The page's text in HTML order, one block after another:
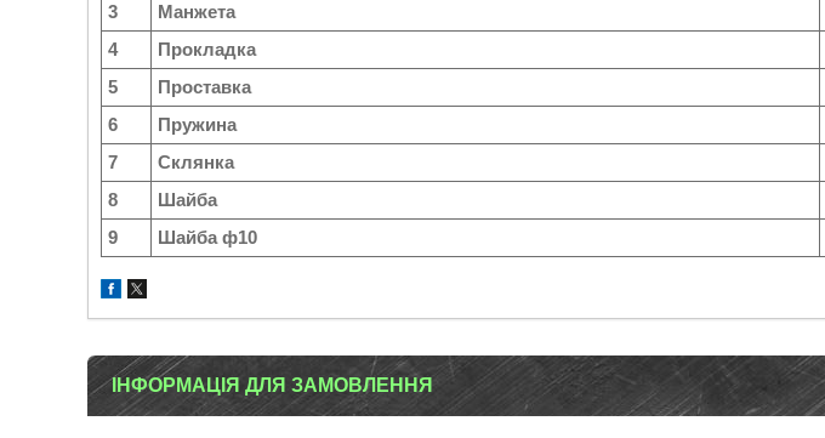
3
Манжета
4
Прокладка
5
Проставка
6
Пружина
7
Склянка
8
Шайба
9
Шайба ф10
ІНФОРМАЦІЯ ДЛЯ ЗАМОВЛЕННЯ